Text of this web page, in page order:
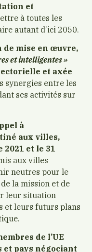
et
à toutes les
autant d’ici 2050.
de mise en œuvre,
et intelligentes »
et axée
synergies entre les
ses activités sur
à
aux villes,
et le 31
aux villes
neutres pour le
la mission et de
leur situation
et leurs futurs plans
de l’UE
et pays négociant